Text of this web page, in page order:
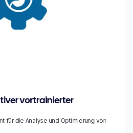
vortrainierter
für die Analyse und Optimierung von